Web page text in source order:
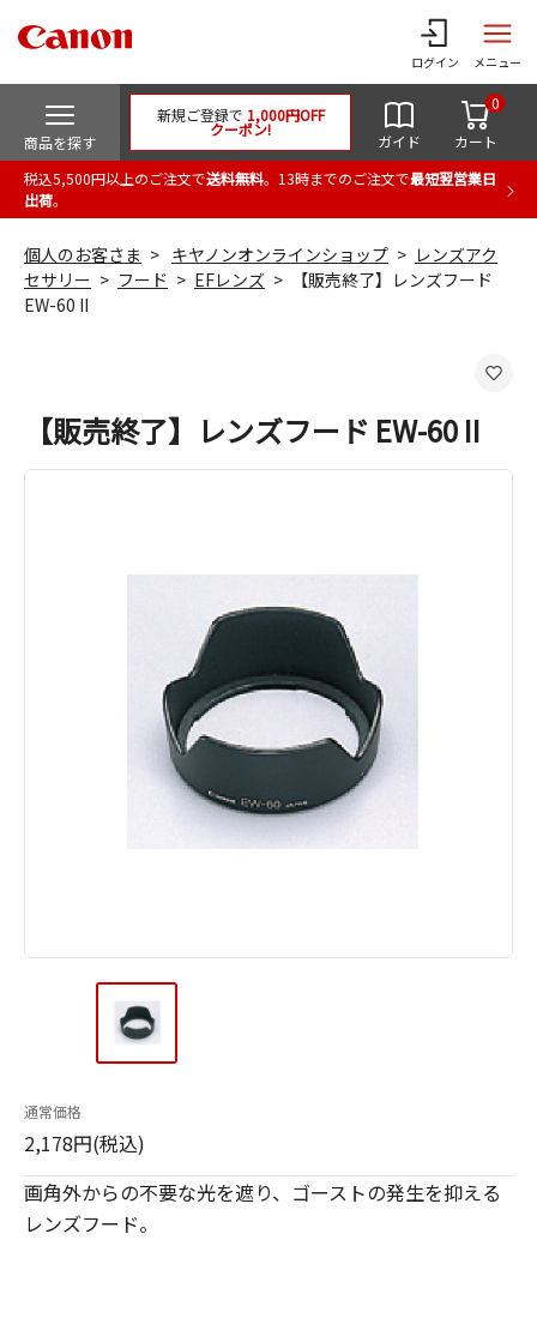
ログイン メニュー
商品を探す
新規ご登録で 1,000円OFF
クーポン!
ガイド カート
0
税込5,500円以上のご注文で送料無料。13時までのご注文で最短翌営業日
出荷。
個人のお客さま キヤノンオンラインショップ
レンズアク
セサリー
フード EFレンズ
【販売終了】レンズフード
EW-60 II
【販売終了】レンズフード EW-60 II
通常価格
2,178円(税込)
画角外からの不要な光を遮り、ゴーストの発生を抑える
レンズフード。